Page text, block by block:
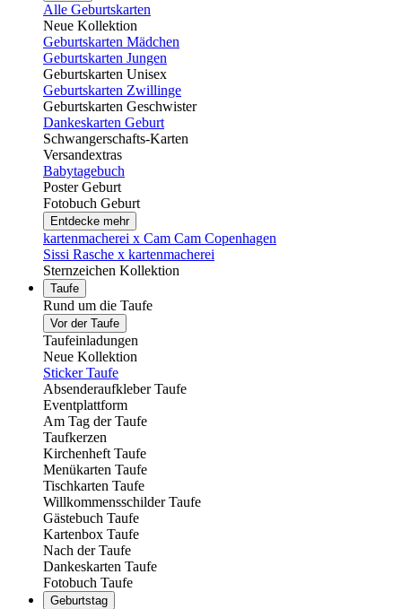
Alle Geburtskarten
Neue Kollektion
Geburtskarten Mädchen
Geburtskarten Jungen
Geburtskarten Unisex
Geburtskarten Zwillinge
Geburtskarten Geschwister
Dankeskarten Geburt
Schwangerschafts-Karten
Versandextras
Babytagebuch
Poster Geburt
Fotobuch Geburt
Entdecke mehr
kartenmacherei x Cam Cam Copenhagen
Sissi Rasche x kartenmacherei
Sternzeichen Kollektion
Taufe
Rund um die Taufe
Vor der Taufe
Taufeinladungen
Neue Kollektion
Sticker Taufe
Absenderaufkleber Taufe
Eventplattform
Am Tag der Taufe
Taufkerzen
Kirchenheft Taufe
Menükarten Taufe
Tischkarten Taufe
Willkommensschilder Taufe
Gästebuch Taufe
Kartenbox Taufe
Nach der Taufe
Dankeskarten Taufe
Fotobuch Taufe
Geburtstag